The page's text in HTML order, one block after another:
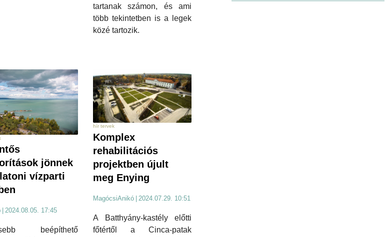
tartanak számon, és ami
több tekintetben is a legek
közé tartozik.
jönnek
vízparti
2024.08.05. 17:45
beépíthető
hír tervek
Komplex
rehabilitációs
projektben újult
meg Enying
MagócsiAnikó 2024.07.29. 10:51
A Batthyány-kastély előtti
főtértől a Cinca-patak